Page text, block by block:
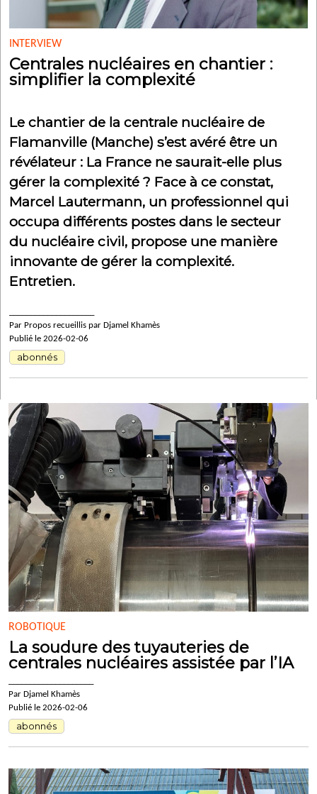
ROBOTIQUE
La soudure des tuyauteries de
centrales nucléaires assistée par l’IA
Par Djamel Khamès
Publié le 2026-02-06
abonnés
INTERVIEW
Centrales nucléaires en chantier :
simplifier la complexité
Le chantier de la centrale nucléaire de
Flamanville (Manche) s’est avéré être un
révélateur : La France ne saurait-elle plus
gérer la complexité ? Face à ce constat,
Marcel Lautermann, un professionnel qui
occupa différents postes dans le secteur
du nucléaire civil, propose une manière
innovante de gérer la complexité.
Entretien.
Par Propos recueillis par Djamel Khamès
Publié le 2026-02-06
abonnés